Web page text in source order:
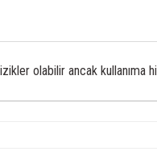
olabilir ancak kullanıma